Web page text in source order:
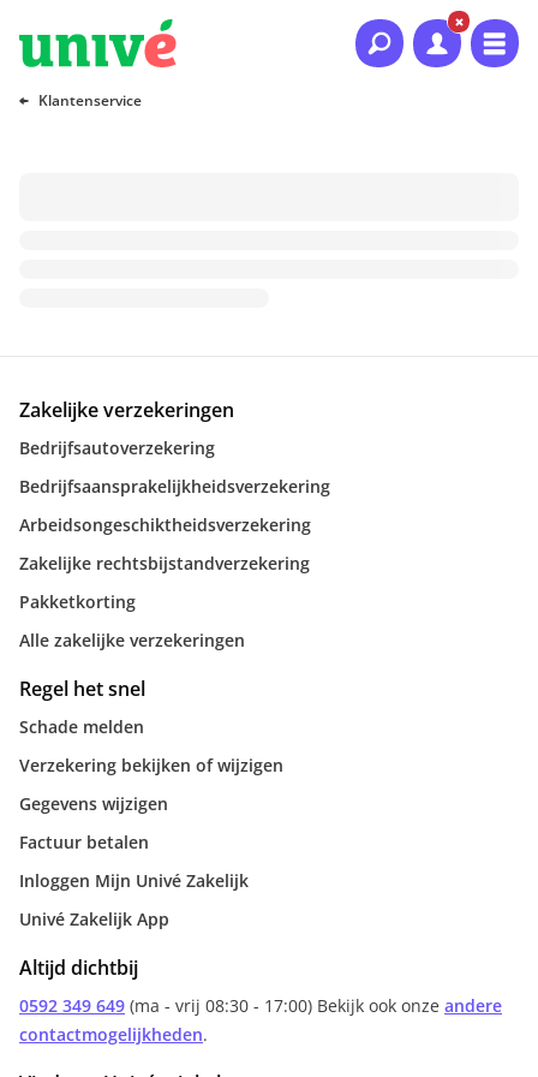
Naar hoofdinhoud
Naar hoofdnavigatie
Naar footer
Klantenservice
Zakelijke verzekeringen
Bedrijfsautoverzekering
Bedrijfsaansprakelijkheidsverzekering
Arbeidsongeschiktheidsverzekering
Zakelijke rechtsbijstandverzekering
Pakketkorting
Alle zakelijke verzekeringen
Regel het snel
Schade melden
Verzekering bekijken of wijzigen
Gegevens wijzigen
Factuur betalen
Inloggen Mijn Univé Zakelijk
Univé Zakelijk App
Altijd dichtbij
0592 349 649 (ma - vrij 08:30 - 17:00) Bekijk ook onze andere
contactmogelijkheden.